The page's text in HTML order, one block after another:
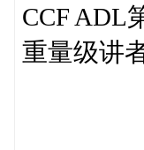
CCF ADL
重量级讲